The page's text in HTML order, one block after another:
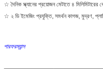
☆ দৈনিক স্ক্যানের প্রয়োজন মেটাতে ৪ মিলিমিটারের
☆ ২ ডি ইমেজিং প্রযুক্তি, সমর্থন কাগজ, মুদ্রণ,
পারফরম্যান্স